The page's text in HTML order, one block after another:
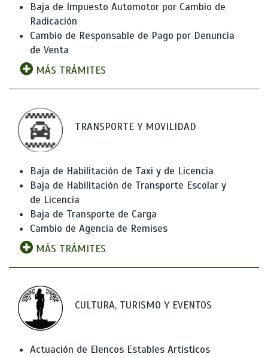
Baja de Impuesto Automotor por Cambio de
Radicación
Cambio de Responsable de Pago por Denuncia
de Venta
MÁS TRÁMITES
TRANSPORTE Y MOVILIDAD
Baja de Habilitación de Taxi y de Licencia
Baja de Habilitación de Transporte Escolar y
de Licencia
Baja de Transporte de Carga
Cambio de Agencia de Remises
MÁS TRÁMITES
CULTURA, TURISMO Y EVENTOS
Actuación de Elencos Estables Artísticos